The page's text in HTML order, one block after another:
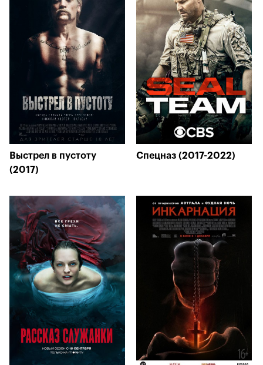
Выстрел в пустоту
(2017)
Спецназ (2017-2022)